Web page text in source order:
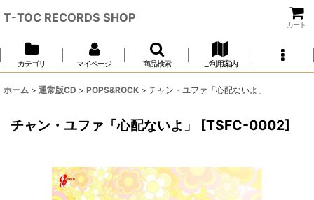
T-TOC RECORDS SHOP
カート
カテゴリ マイページ 商品検索 ご利用案内
ホーム > 通常版CD > POPS&ROCK > チャン・ユファ「心配ないよ」
チャン・ユファ「心配ないよ」 [TSFC-0002]